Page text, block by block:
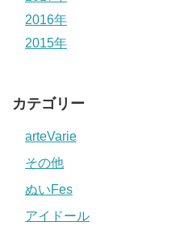
2016年
2015年
カテゴリー
arteVarie
その他
ぬいFes
アイドール